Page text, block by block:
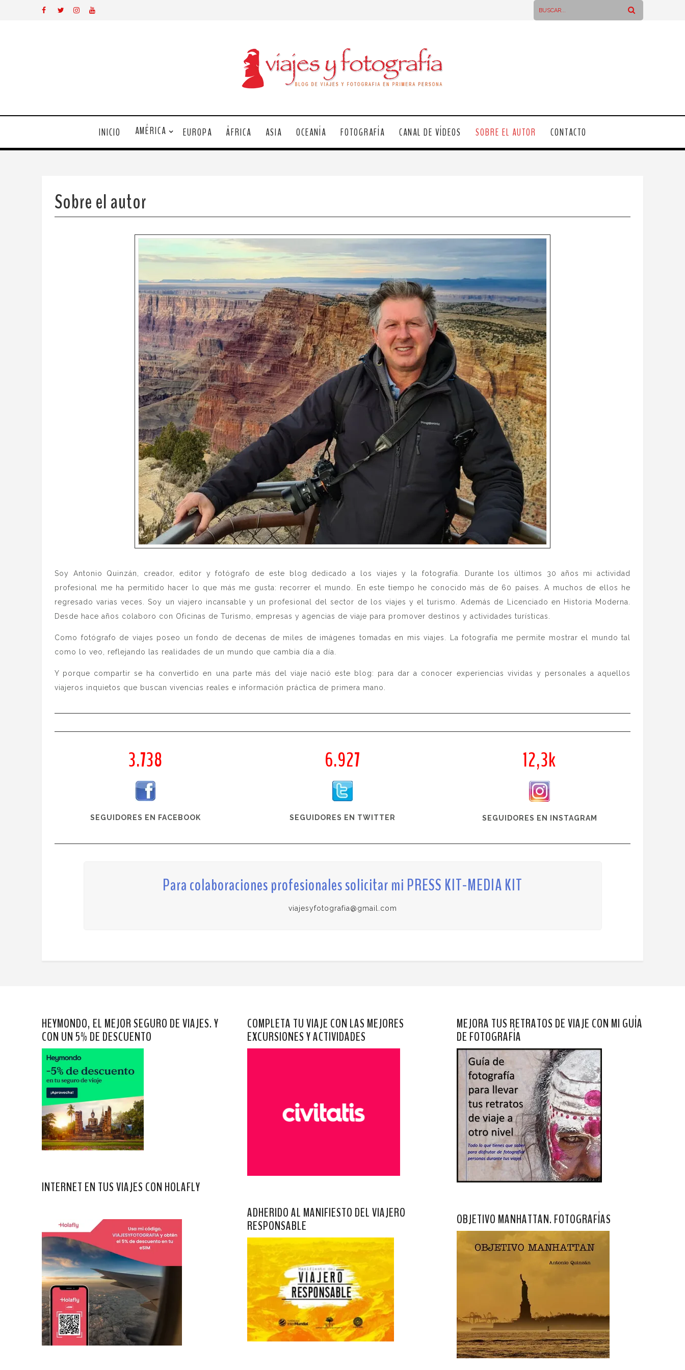
INICIO AMÉRICA EUROPA ÁFRICA ASIA OCEANÍA FOTOGRAFÍA CANAL DE VÍDEOS SOBRE EL AUTOR CONTACTO
Sobre el autor
Soy Antonio Quinzán, creador, editor y fotógrafo de este blog dedicado a los viajes y la fotografía. Durante los últimos 30 años mi actividad
profesional me ha permitido hacer lo que más me gusta: recorrer el mundo. En este tiempo he conocido más de 60 países. A muchos de ellos he
regresado varias veces. Soy un viajero incansable y un profesional del sector de los viajes y el turismo. Además de Licenciado en Historia Moderna.
Desde hace años colaboro con Oficinas de Turismo, empresas y agencias de viaje para promover destinos y actividades turísticas.
Como fotógrafo de viajes poseo un fondo de decenas de miles de imágenes tomadas en mis viajes. La fotografía me permite mostrar el mundo tal
como lo veo, reflejando las realidades de un mundo que cambia día a día.
Y porque compartir se ha convertido en una parte más del viaje nació este blog: para dar a conocer experiencias vividas y personales a aquellos
viajeros inquietos que buscan vivencias reales e información práctica de primera mano.
3.738
SEGUIDORES EN FACEBOOK
6.927
SEGUIDORES EN TWITTER
12,3k
SEGUIDORES EN INSTAGRAM
Para colaboraciones profesionales solicitar mi PRESS KIT-MEDIA KIT
viajesyfotografia@gmail.com
HEYMONDO, EL MEJOR SEGURO DE VIAJES. Y
CON UN 5% DE DESCUENTO
INTERNET EN TUS VIAJES CON HOLAFLY
COMPLETA TU VIAJE CON LAS MEJORES
EXCURSIONES Y ACTIVIDADES
ADHERIDO AL MANIFIESTO DEL VIAJERO
RESPONSABLE
MEJORA TUS RETRATOS DE VIAJE CON MI GUÍA
DE FOTOGRAFÍA
OBJETIVO MANHATTAN. FOTOGRAFÍAS